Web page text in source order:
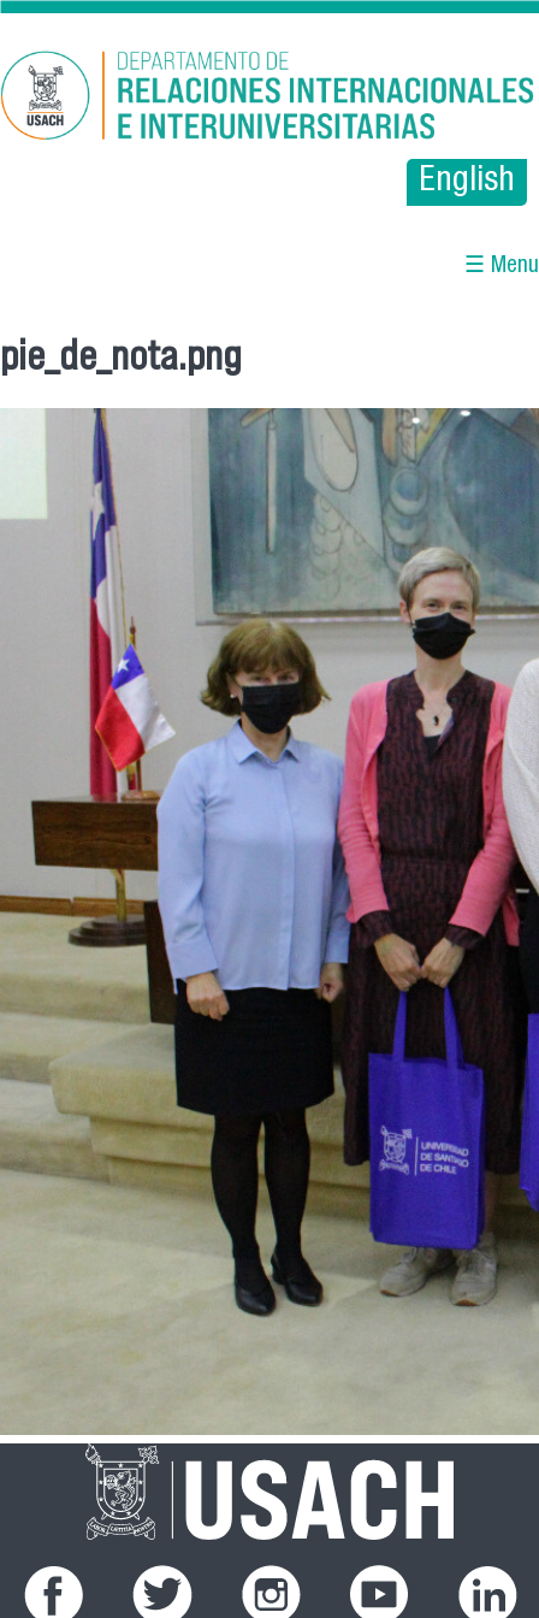
Pasar al contenido principal
English
☰ Menu
Se encuentra usted aquí
pie_de_nota.png